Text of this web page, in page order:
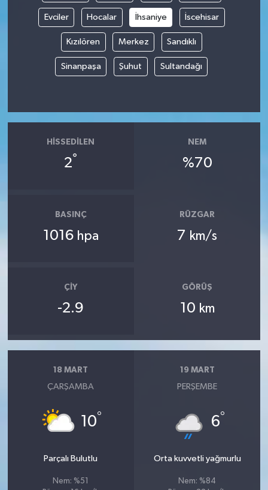
Evciler Hocalar İhsaniye İscehisar
Kızılören Merkez Sandıklı
Sinanpaşa Şuhut Sultandağı
HISSEDILEN
2°
NEM
%70
BASINÇ
1016 hpa
RÜZGAR
7 km/s
ÇIY
-2.9
GÖRÜŞ
10 km
18 MART
ÇARŞAMBA
10°
Parçalı Bulutlu
Nem: %51
19 MART
PERŞEMBE
6°
Orta kuvvetli yağmurlu
Nem: %84